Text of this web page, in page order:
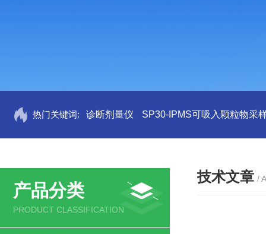
热门关键词: 诊断剂量仪 SP30-IPMS可吸入颗粒物采
产品分类
PRODUCT CLASSIFICATION
技术文章 /